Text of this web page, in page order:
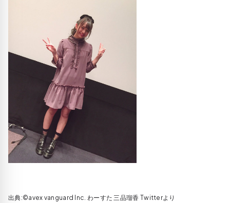
出典:©avex vanguard Inc. わーすた 三品瑠香 Twitterより